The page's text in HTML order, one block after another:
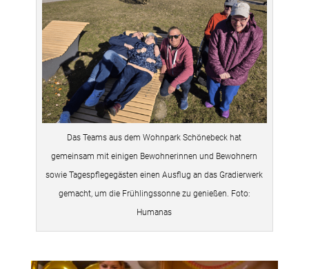
Das Teams aus dem Wohnpark Schönebeck hat
gemeinsam mit einigen Bewohnerinnen und Bewohnern
sowie Tagespflegegästen einen Ausflug an das Gradierwerk
gemacht, um die Frühlingssonne zu genießen. Foto:
Humanas